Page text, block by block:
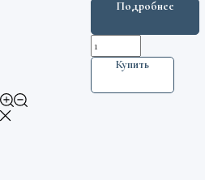
SR360835 Canny
Подробнее
Купить